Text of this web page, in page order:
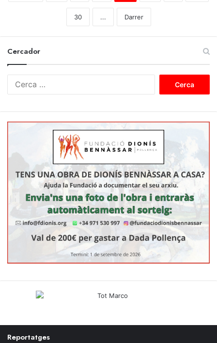
30 ... Darrer
Cercador
c
a
:
Reportatges